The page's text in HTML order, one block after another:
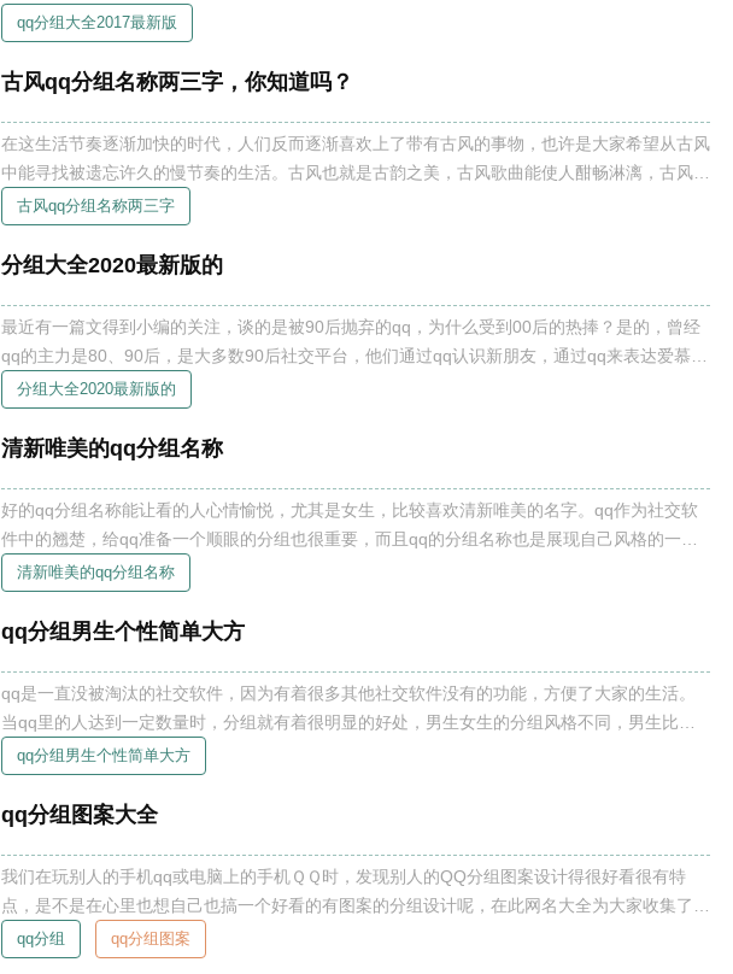
来看看吧~ qq分组大全2020新颖版 虽然在2020年时间过去一大半了，但新颖版的分组名称有哪
些呢？下面就不妨看
qq分组大全2017最新版
古风qq分组名称两三字，你知道吗？
在这生活节奏逐渐加快的时代，人们反而逐渐喜欢上了带有古风的事物，也许是大家希望从古风
中能寻找被遗忘许久的慢节奏的生活。古风也就是古韵之美，古风歌曲能使人酣畅淋漓，古风文
字委婉动听。这里整理了古风qq分组名称两三字，供大家从古风文字中了解古风。 古风qq分组
名称两三字 若要问起为
古风qq分组名称两三字
分组大全2020最新版的
最近有一篇文得到小编的关注，谈的是被90后抛弃的qq，为什么受到00后的热捧？是的，曾经
qq的主力是80、90后，是大多数90后社交平台，他们通过qq认识新朋友，通过qq来表达爱慕之
心，但是如今的90后已经转战微信，而00后已经成为了qq的主力军，那么00是如何起分组的
呢？请看以下分组大全2
分组大全2020最新版的
清新唯美的qq分组名称
好的qq分组名称能让看的人心情愉悦，尤其是女生，比较喜欢清新唯美的名字。qq作为社交软
件中的翘楚，给qq准备一个顺眼的分组也很重要，而且qq的分组名称也是展现自己风格的一种
方式。因此，为大家准备了有关清新唯美的qq分组名称内容，大家可以根据自己的喜爱选择相
应的分组名称。 清新唯美的q
清新唯美的qq分组名称
qq分组男生个性简单大方
qq是一直没被淘汰的社交软件，因为有着很多其他社交软件没有的功能，方便了大家的生活。
当qq里的人达到一定数量时，分组就有着很明显的好处，男生女生的分组风格不同，男生比较
适合个性简洁大方的分组名称，接下来是小编整理的qq分组男生个性简洁大方内容。 qq分组男
生个性简洁大方 男生的
qq分组男生个性简单大方
qq分组图案大全
我们在玩别人的手机qq或电脑上的手机ＱＱ时，发现别人的QQ分组图案设计得很好看很有特
点，是不是在心里也想自己也搞一个好看的有图案的分组设计呢，在此网名大全为大家收集了众
多好看的ＱＱ分组图案设计，来参考吧，也可以直接修改分组，把内容复制粘贴过去即可。 qq
分组图案设计
qq分组 qq分组图案